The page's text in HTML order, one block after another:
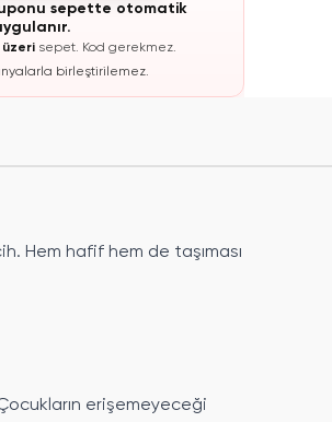
sepette otomatik
üzeri sepet. Kod gerekmez.
birleştirilemez.
Hem hafif hem de taşıması
erişemeyeceği